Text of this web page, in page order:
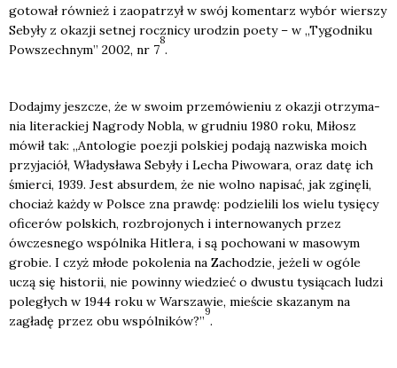
go­to­wał rów­nież i zaopa­trzył w swój komen­tarz wybór wier­szy
Seby­ły z oka­zji set­nej rocz­ni­cy uro­dzin poety – w „Tygo­dni­ku
Powszech­nym” 2002, nr 7
8
.
Dodaj­my jesz­cze, że w swo­im prze­mó­wie­niu z oka­zji otrzy­ma­
nia lite­rac­kiej Nagro­dy Nobla, w grud­niu 1980 roku, Miłosz
mówił tak: „Anto­lo­gie poezji pol­skiej poda­ją nazwi­ska moich
przy­ja­ciół, Wła­dy­sła­wa Seby­ły i Lecha Piwo­wa­ra, oraz datę ich
śmier­ci, 1939. Jest absur­dem, że nie wol­no napi­sać, jak zgi­nę­li,
cho­ciaż każ­dy w Pol­sce zna praw­dę: podzie­li­li los wie­lu tysię­cy
ofi­ce­rów pol­skich, roz­bro­jo­nych i inter­no­wa­nych przez
ówcze­sne­go wspól­ni­ka Hitle­ra, i są pocho­wa­ni w maso­wym
gro­bie. I czyż mło­de poko­le­nia na Zacho­dzie, jeże­li w ogó­le
uczą się histo­rii, nie powin­ny wie­dzieć o dwu­stu tysią­cach ludzi
pole­głych w 1944 roku w War­sza­wie, mie­ście ska­za­nym na
zagła­dę przez obu wspól­ni­ków?”
9
.